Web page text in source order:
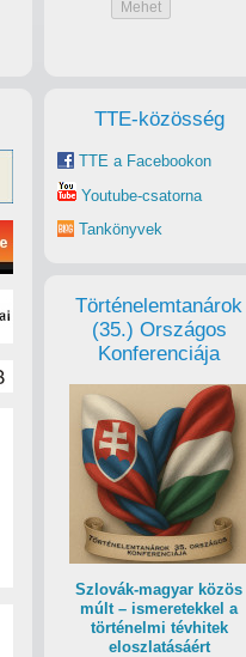
TTE-közösség
TTE a Facebookon
Youtube-csatorna
Tankönyvek
Történelemtanárok
(35.) Országos
Konferenciája
Szlovák-magyar közös
múlt – ismeretekkel a
történelmi tévhitek
eloszlatásáért